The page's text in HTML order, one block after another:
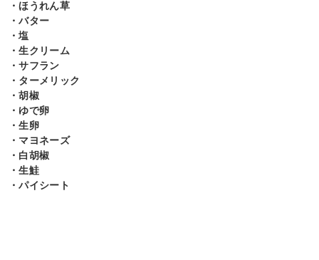
・ほうれん草
・バター
・塩
・生クリーム
・サフラン
・ターメリック
・胡椒
・ゆで卵
・生卵
・マヨネーズ
・白胡椒
・生鮭
・パイシート